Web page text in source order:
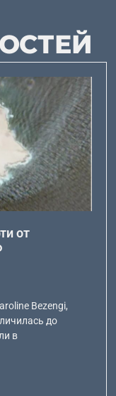
от
Bezengi,
до
в